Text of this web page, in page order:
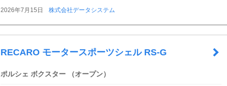
2026年7月15日 株式会社データシステム
RECARO モータースポーツシェル RS-G
ポルシェ ボクスター （オープン）